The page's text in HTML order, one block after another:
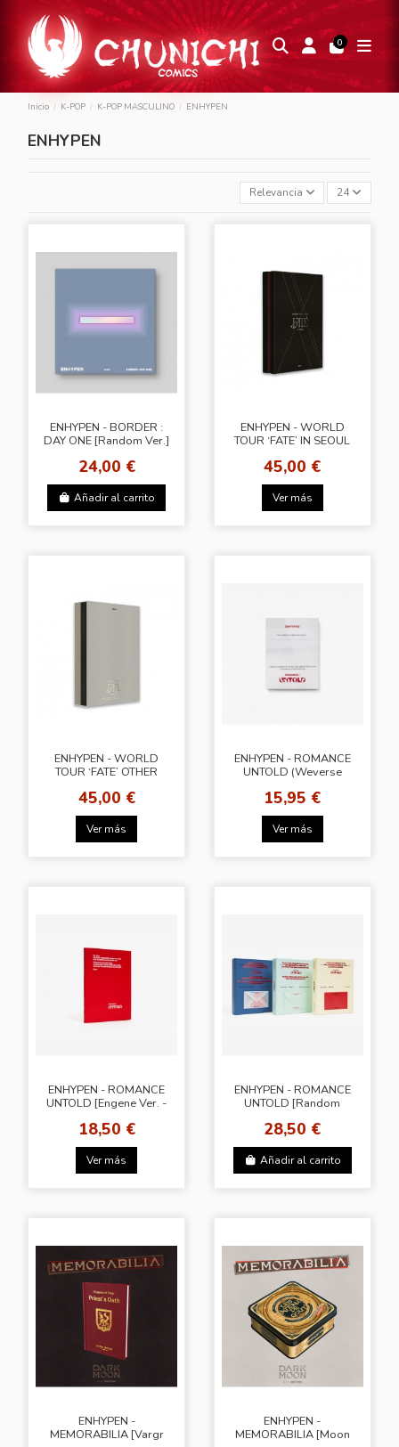
0
Inicio K-POP K-POP MASCULINO ENHYPEN
ENHYPEN
Relevancia 24
ENHYPEN - BORDER :
DAY ONE [Random Ver.]
24,00 €
Añadir al carrito
ENHYPEN - WORLD
TOUR ‘FATE’ IN SEOUL
45,00 €
Ver más
ENHYPEN - WORLD
TOUR ‘FATE’ OTHER
45,00 €
Ver más
ENHYPEN - ROMANCE
UNTOLD (Weverse
15,95 €
Ver más
ENHYPEN - ROMANCE
UNTOLD [Engene Ver. -
18,50 €
Ver más
ENHYPEN - ROMANCE
UNTOLD [Random
28,50 €
Añadir al carrito
ENHYPEN -
MEMORABILIA [Vargr
ENHYPEN -
MEMORABILIA [Moon